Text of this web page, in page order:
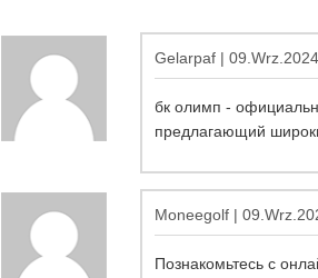
Gelarpaf |
бк олимп -
предлагающий
Moneegolf |
Познакомьтесь с